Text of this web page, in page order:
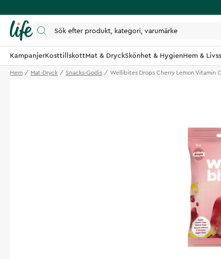
KampanjerKosttillskottMat & DryckSkönhet & HygienHem &
Hem Mat-Dryck Snacks-Godis Wellibites Drops Cherry Lemon Vitamin